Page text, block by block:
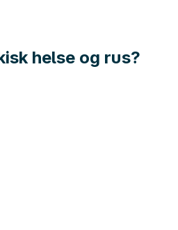
helse og rus?